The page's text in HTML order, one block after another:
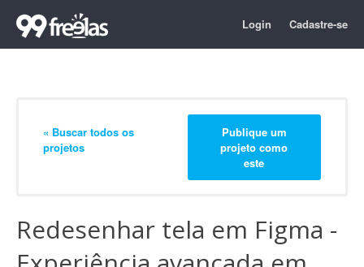
Login Cadastre-se
« Buscar todos os
projetos
Publique um
projeto como
este
Redesenhar tela em Figma -